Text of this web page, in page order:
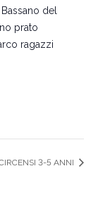
del
prato
ragazzi
3-5 ANNI